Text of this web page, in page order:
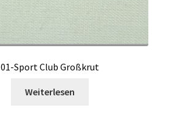
01-Sport Club Großkrut
Weiterlesen